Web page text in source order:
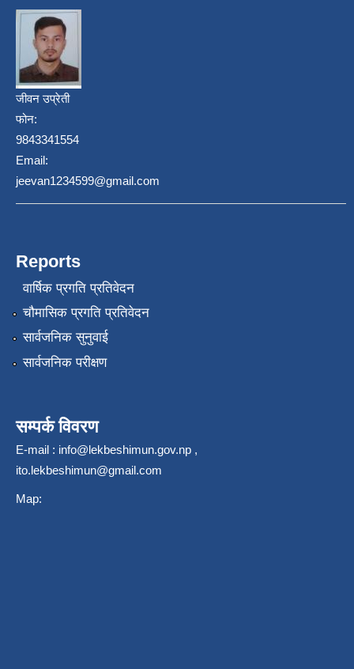
जीवन उप्रेती
फोन:
9843341554
Email:
jeevan1234599@gmail.com
Reports
वार्षिक प्रगति प्रतिवेदन
चौमासिक प्रगति प्रतिवेदन
सार्वजनिक सुनुवाई
सार्वजनिक परीक्षण
सम्पर्क विवरण
E-mail : info@lekbeshimun.gov.np ,
ito.lekbeshimun@gmail.com
Map: